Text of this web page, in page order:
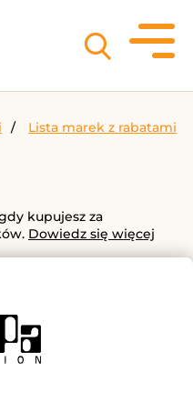
Lista marek z rabatami
kupujesz za
Dowiedz się więcej